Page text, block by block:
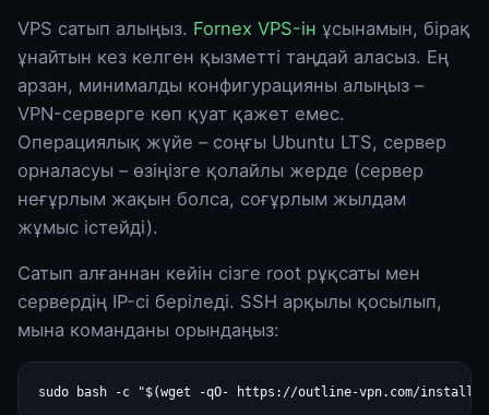
VPS сатып алыңыз. Fornex VPS-ін ұсынамын, бірақ
ұнайтын кез келген қызметті таңдай аласыз. Ең
арзан, минималды конфигурацияны алыңыз –
VPN-серверге көп қуат қажет емес.
Операциялық жүйе – соңғы Ubuntu LTS, сервер
орналасуы – өзіңізге қолайлы жерде (сервер
неғұрлым жақын болса, соғұрлым жылдам
жұмыс істейді).
Сатып алғаннан кейін сізге root рұқсаты мен
сервердің IP-сі беріледі. SSH арқылы қосылып,
мына команданы орындаңыз: